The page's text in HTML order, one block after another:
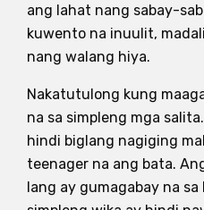
ang lahat nang sabay-
kuwento na inuulit,
nang walang hiya.
Nakatutulong kung
na sa simpleng mga
hindi biglang nagiging
teenager na ang bata.
lang ay gumagabay na